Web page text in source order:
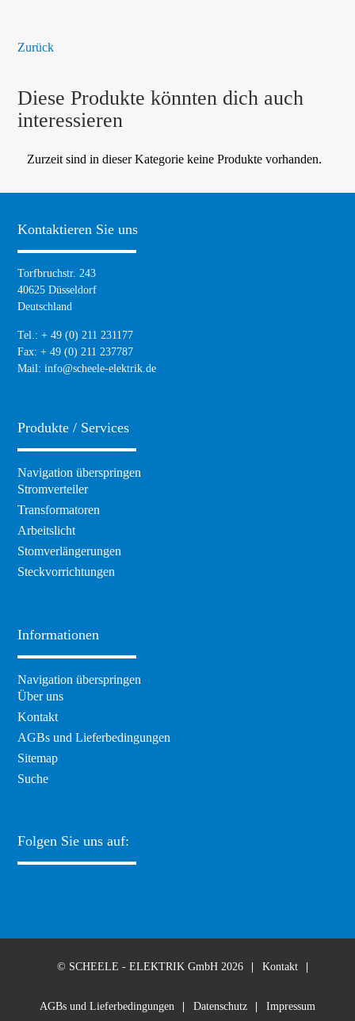
Zurück
Diese Produkte könnten dich auch
interessieren
Zurzeit sind in dieser Kategorie keine Produkte vorhanden.
Kontaktieren Sie uns
Torfbruchstr. 243
40625 Düsseldorf
Deutschland
Tel.: + 49 (0) 211 231177
Fax: + 49 (0) 211 237787
Mail:info@scheele-elektrik.de
Produkte / Services
Navigation überspringen
Stromverteiler
Transformatoren
Arbeitslicht
Stomverlängerungen
Steckvorrichtungen
Informationen
Navigation überspringen
Über uns
Kontakt
AGBs und Lieferbedingungen
Sitemap
Suche
Folgen Sie uns auf:
© SCHEELE - ELEKTRIK GmbH 2026 Kontakt
AGBs und Lieferbedingungen Datenschutz Impressum